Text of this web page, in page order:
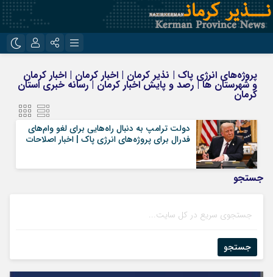
روبیکا
ایتا
مرا به خاطر بسپار
پروژه‌های انرژی پاک | نذیر کرمان | اخبار کرمان | اخبار کرمان
و شهرستان ها | رصد و پایش اخبار کرمان | رسانه خبری استان
کرمان
دولت ترامپ به دنبال راه‌هایی برای لغو وام‌های
فدرال برای پروژه‌های انرژی پاک | اخبار اصلاحات
جستجو
جستجو